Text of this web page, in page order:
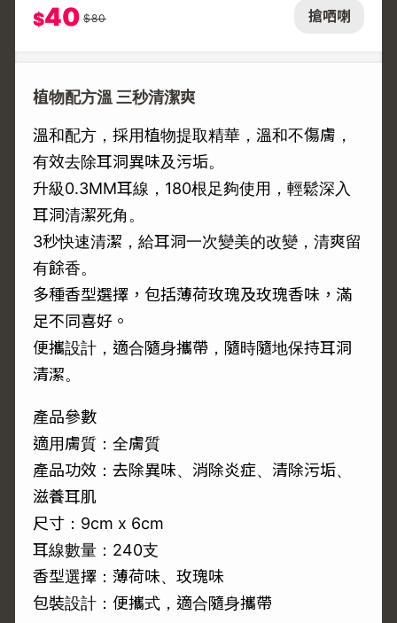
搶哂喇
$40 $80
植物配方溫 三秒清潔爽
溫和配方，採用植物提取精華，溫和不傷膚，
有效去除耳洞異味及污垢。
升級0.3MM耳線，180根足夠使用，輕鬆深入
耳洞清潔死角。
3秒快速清潔，給耳洞一次變美的改變，清爽留
有餘香。
多種香型選擇，包括薄荷玫瑰及玫瑰香味，滿
足不同喜好。
便攜設計，適合隨身攜帶，隨時隨地保持耳洞
清潔。
產品參數
適用膚質：全膚質
產品功效：去除異味、消除炎症、清除污垢、
滋養耳肌
尺寸：9cm x 6cm
耳線數量：240支
香型選擇：薄荷味、玫瑰味
包裝設計：便攜式，適合隨身攜帶